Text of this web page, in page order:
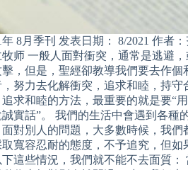
年 8月季刊 发表日期： 8/2021 作者：
牧师 一般人面對衝突，通常是逃避，
擊，但是，聖經卻教導我們要去作個
，努力去化解衝突，追求和睦，持守
求和睦的方法，最重要的就是要“
實話”。 我們的生活中會遇到各種
面對別人的問題，大多數時候，我們
取寬容忍耐的態度，不予追究，但如
這些情況，我們就不能不去面質：